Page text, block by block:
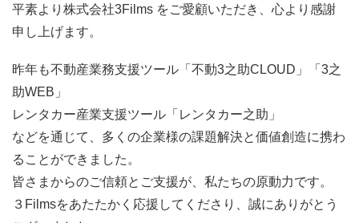
平素より株式会社3Films をご愛顧いただき、心より感謝
申し上げます。
昨年も不動産業務支援ツール「不動3之助CLOUD」「3之
助WEB」
レンタカー産業支援ツール「レンタカー之助」
などを通じて、多くの企業様の課題解決と価値創造に携わ
ることができました。
皆さまからのご信頼とご支援が、私たちの原動力です。
３Filmsをあたたかく応援してくださり、誠にありがとう